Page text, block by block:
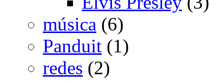
música (6)
Panduit (1)
redes (2)